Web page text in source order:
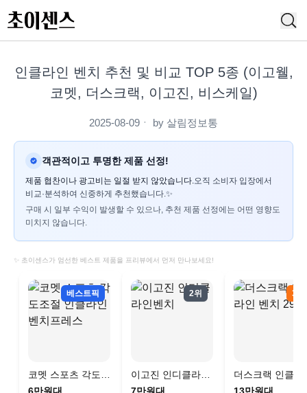
인클라인 벤치 추천 및 비교 TOP 5종 (이고웰,
코멧, 더스크랙, 이고진, 비스케일)
2025-08-09 ㆍ by 살림정보통
객관적이고 투명한 제품 선정!
제품 협찬이나 광고비는 일절 받지 않았습니다.오직 소비자 입장에서
비교·분석하여 신중하게 추천했습니다.✨
구매 시 일부 수익이 발생할 수 있으나, 추천 제품 선정에는 어떤 영향도
미치지 않습니다.
✨ 초이센스가 엄선한 베스트 제품을 프리뷰에서 먼저 만나보세요!
베스트픽
코멧 스포츠 각도조
절 인클라인 벤치프
2위
이고진 인디클라인
벤치
3위
더스크랙 인클라
벤치 290